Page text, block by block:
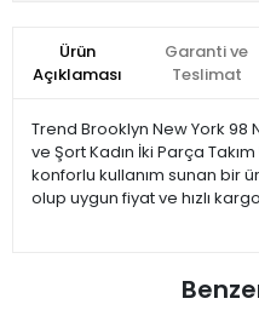
Ürün
Açıklaması
Garanti ve
Teslimat
Trend Brooklyn New York 98
ve Şort Kadın İki Parça
konforlu kullanım sunan bir
olup uygun fiyat ve hızlı